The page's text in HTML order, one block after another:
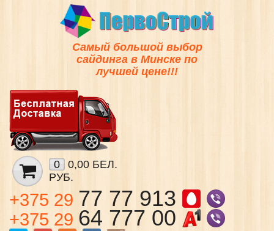
Самый большой выбор
сайдинга в Минске по
лучшей цене!!!
0
0,00 БЕЛ.
РУБ.
+375 29 77 77 913
+375 29 64 777 00